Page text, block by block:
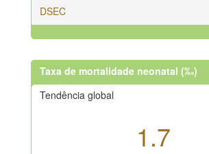
DSEC
Taxa de mortalidade neonatal (‰)
Tendência global
1.7